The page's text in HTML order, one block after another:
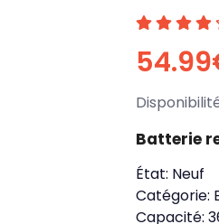
Batterie
État: Neuf
Catégorie:
Capacité: